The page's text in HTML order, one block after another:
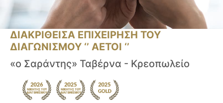
ΔΙΑΚΡΙΘΕΙΣΑ ΕΠΙΧΕΙΡΗΣΗ ΤΟΥ
ΔΙΑΓΩΝΙΣΜΟΥ ‘’ ΑΕΤΟΙ ‘’
«ο Σαράντης» Ταβέρνα - Κρεοπωλείο